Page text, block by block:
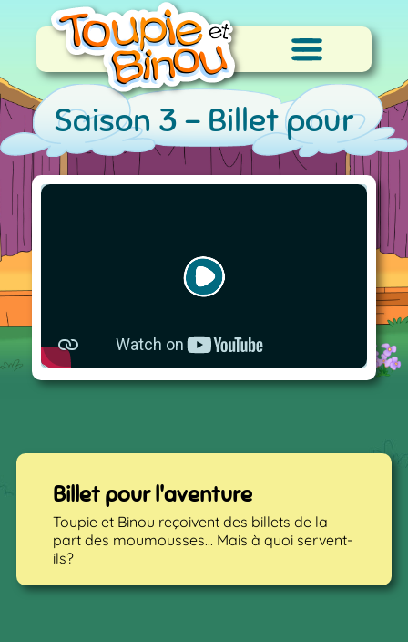
Saison 3 - Billet pour
l'aventure
Billet pour l'aventure
Toupie et Binou reçoivent des billets de la
part des moumousses... Mais à quoi servent-
ils?